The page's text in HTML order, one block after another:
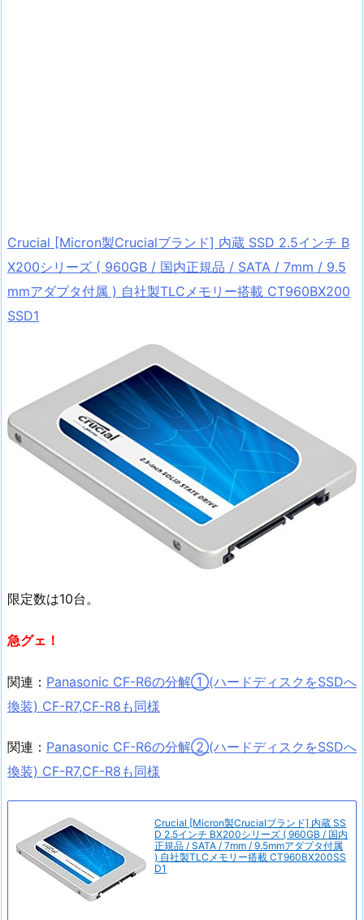
Crucial [Micron製Crucialブランド] 内蔵 SSD 2.5インチ B
X200シリーズ ( 960GB / 国内正規品 / SATA / 7mm / 9.5
mmアダプタ付属 ) 自社製TLCメモリー搭載 CT960BX200
SSD1
限定数は10台。
急グェ！
関連： Panasonic CF-R6の分解①(ハードディスクをSSDへ
換装) CF-R7,CF-R8も同様
関連： Panasonic CF-R6の分解②(ハードディスクをSSDへ
換装) CF-R7,CF-R8も同様
Crucial [Micron製Crucialブランド] 内蔵 SS
D 2.5インチ BX200シリーズ ( 960GB / 国内
正規品 / SATA / 7mm / 9.5mmアダプタ付属
) 自社製TLCメモリー搭載 CT960BX200SS
D1